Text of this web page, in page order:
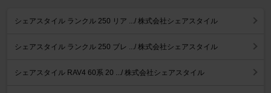
シェアスタイル ランクル 250 リア .../ 株式会社シェアスタイル
シェアスタイル ランクル 250 ブレ .../ 株式会社シェアスタイル
シェアスタイル RAV4 60系 20 .../ 株式会社シェアスタイル